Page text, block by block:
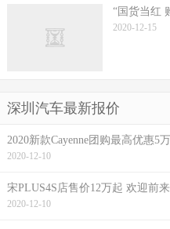
“国货当红
2020-12-15
深圳汽车最新报价
2020新款Cayenne团购最高优惠5
2020-12-10
宋PLUS4S店售价12万起 欢迎前
2020-12-10